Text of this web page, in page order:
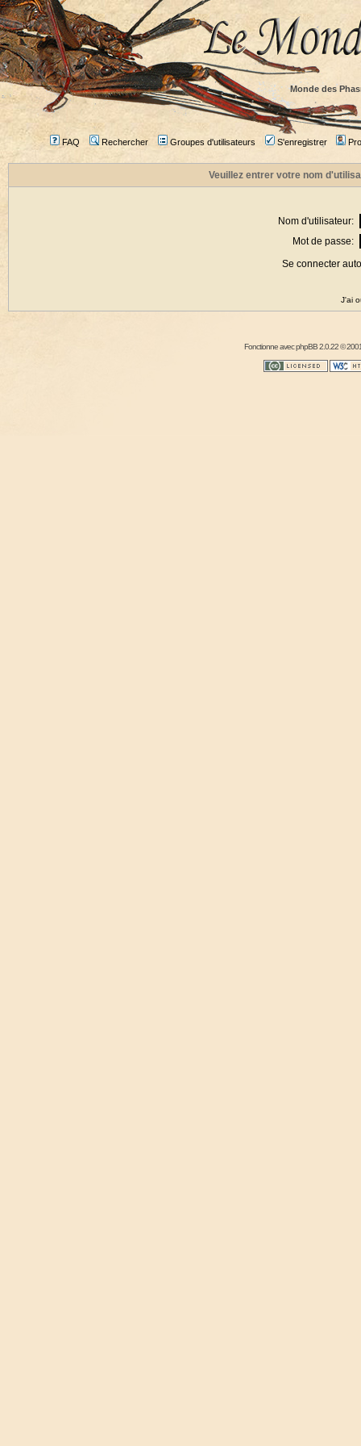
Monde des
FAQ Rechercher Groupes d'utilisateurs S'enregistrer
Veuillez entrer votre nom
Nom d'utilisateur:
Mot de passe:
Se connecter
J'ai
Fonctionne avecphpBB2.0.22 ©